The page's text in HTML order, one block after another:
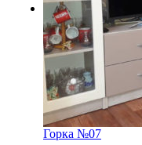
Горка №07